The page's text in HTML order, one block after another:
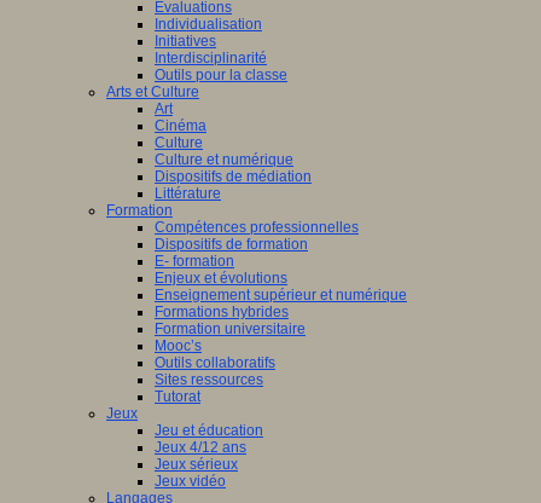
Evaluations
Individualisation
Initiatives
Interdisciplinarité
Outils pour la classe
Arts et Culture
Art
Cinéma
Culture
Culture et numérique
Dispositifs de médiation
Littérature
Formation
Compétences professionnelles
Dispositifs de formation
E- formation
Enjeux et évolutions
Enseignement supérieur et numérique
Formations hybrides
Formation universitaire
Mooc’s
Outils collaboratifs
Sites ressources
Tutorat
Jeux
Jeu et éducation
Jeux 4/12 ans
Jeux sérieux
Jeux vidéo
Langages